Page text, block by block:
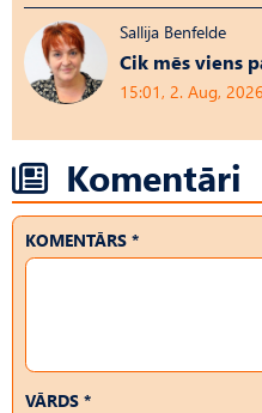
Sallija Benfelde
Cik mēs viens
15:01, 2. Aug, 2026
Komentāri
KOMENTĀRS *
VĀRDS *